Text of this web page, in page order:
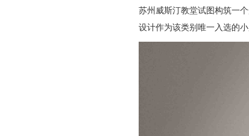
苏州威斯汀教堂试图构筑一
设计作为该类别唯一入选的